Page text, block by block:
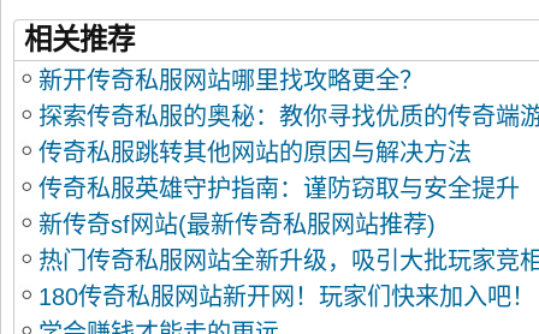
相关推荐
新开传奇私服网站哪里找攻略更全？
探索传奇私服的奥秘：教你寻找优质的传奇端
传奇私服跳转其他网站的原因与解决方法
传奇私服英雄守护指南：谨防窃取与安全提升
新传奇sf网站(最新传奇私服网站推荐)
热门传奇私服网站全新升级，吸引大批玩家竞
180传奇私服网站新开网！玩家们快来加入吧！